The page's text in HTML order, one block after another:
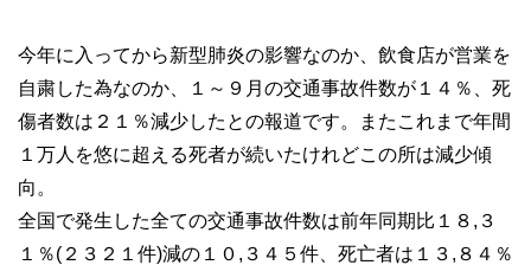
今年に入ってから新型肺炎の影響なのか、飲食店が営業を
自粛した為なのか、１～９月の交通事故件数が１４％、死
傷者数は２１％減少したとの報道です。またこれまで年間
１万人を悠に超える死者が続いたけれどこの所は減少傾
向。
全国で発生した全ての交通事故件数は前年同期比１８,３
１％(２３２１件)減の１０,３４５件、死亡者は１３,８４％